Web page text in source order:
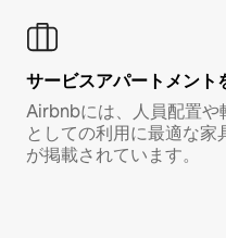
サービスアパートメント
Airbnbには、人員配置や
としての利用に最適な家
が掲載されています。